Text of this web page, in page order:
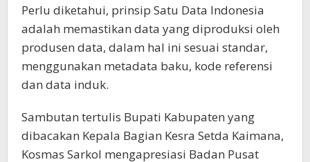
Perlu diketahui, prinsip Satu Data Indonesia
adalah memastikan data yang diproduksi oleh
produsen data, dalam hal ini sesuai standar,
menggunakan metadata baku, kode referensi
dan data induk.
Sambutan tertulis Bupati Kabupaten yang
dibacakan Kepala Bagian Kesra Setda Kaimana,
Kosmas Sarkol mengapresiasi Badan Pusat